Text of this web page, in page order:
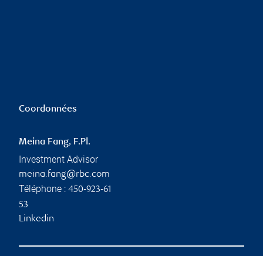
Coordonnées
Meina Fang, F.Pl.
Investment Advisor
meina.fang@rbc.com
Téléphone : 450-923-61
53
Linkedin